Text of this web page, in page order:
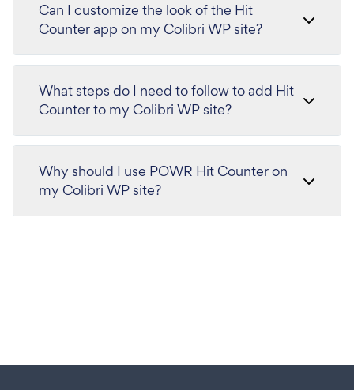
Can I customize the look of the Hit
Counter app on my Colibri WP site?
What steps do I need to follow to add Hit
Counter to my Colibri WP site?
Why should I use POWR Hit Counter on
my Colibri WP site?